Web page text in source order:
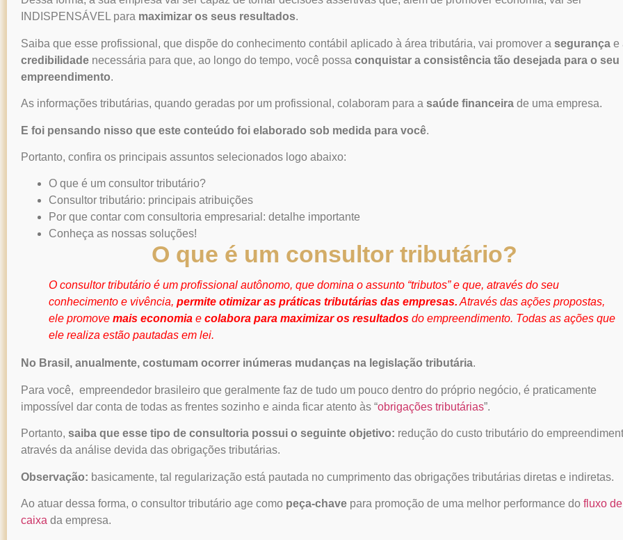
INDISPENSÁVEL para maximizar os seus resultados.
Saiba que esse profissional, que dispõe do conhecimento contábil aplicado à área tributária, vai promover a segurança e
credibilidade necessária para que, ao longo do tempo, você possa conquistar a consistência tão desejada para o seu
empreendimento.
As informações tributárias, quando geradas por um profissional, colaboram para a saúde financeira de uma empresa.
E foi pensando nisso que este conteúdo foi elaborado sob medida para você.
Portanto, confira os principais assuntos selecionados logo abaixo:
O que é um consultor tributário?
Consultor tributário: principais atribuições
Por que contar com consultoria empresarial: detalhe importante
Conheça as nossas soluções!
O que é um consultor tributário?
O consultor tributário é um profissional autônomo, que domina o assunto “tributos” e que, através do seu
conhecimento e vivência, permite otimizar as práticas tributárias das empresas.Através das ações propostas,
ele promove mais economia e colabora para maximizar os resultados do empreendimento. Todas as ações que
ele realiza estão pautadas em lei.
No Brasil, anualmente, costumam ocorrer inúmeras mudanças na legislação tributária.
Para você, empreendedor brasileiro que geralmente faz de tudo um pouco dentro do próprio negócio, é praticamente
impossível dar conta de todas as frentes sozinho e ainda ficar atento às “obrigações tributárias”.
Portanto, saiba que esse tipo de consultoria possui o seguinte objetivo: redução do custo tributário do
através da análise devida das obrigações tributárias.
Observação: basicamente, tal regularização está pautada no cumprimento das obrigações tributárias diretas e indiretas.
Ao atuar dessa forma, o consultor tributário age como peça-chave para promoção de uma melhor performance do fluxo de
caixa da empresa.